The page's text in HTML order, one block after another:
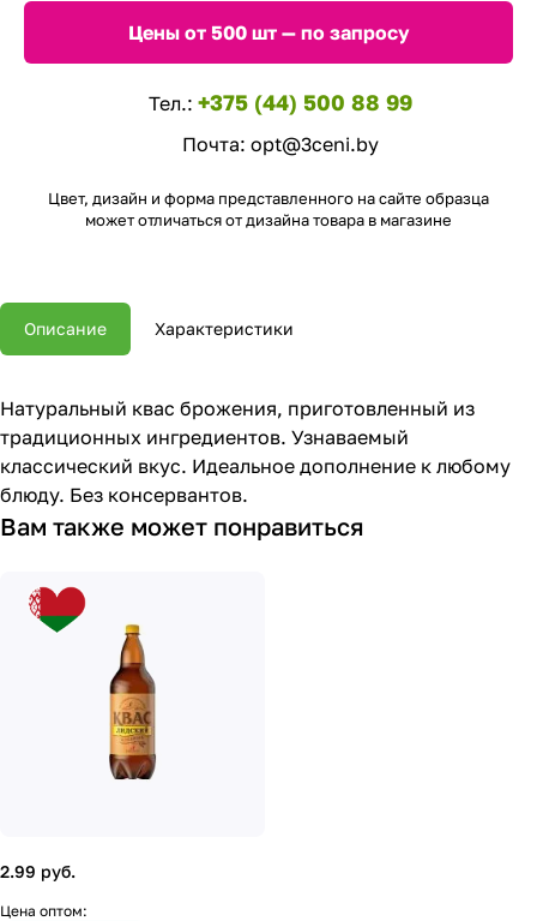
Цены от 500 шт — по запросу
Тел.: +375 (44) 500 88 99
Почта: opt@3ceni.by
Цвет, дизайн и форма представленного на сайте образца
может отличаться от дизайна товара в магазине
Описание Характеристики
Натуральный квас брожения, приготовленный из
традиционных ингредиентов. Узнаваемый
классический вкус. Идеальное дополнение к любому
блюду. Без консервантов.
Вам также может понравиться
2.99 руб.
Цена оптом: